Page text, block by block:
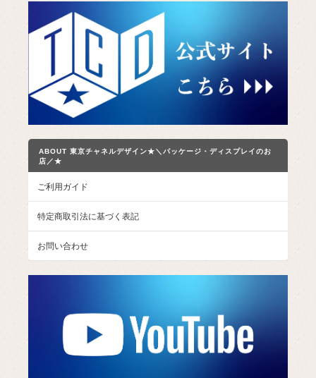
ABOUT 東京チャネルデザイン★＼パッケージ・ディスプレイのお
店／★
ご利用ガイド
特定商取引法に基づく表記
お問い合わせ